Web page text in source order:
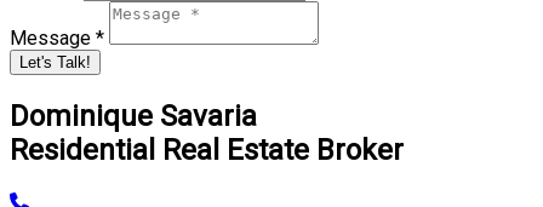
Message *
Let's Talk!
Dominique Savaria
Residential Real Estate Broker